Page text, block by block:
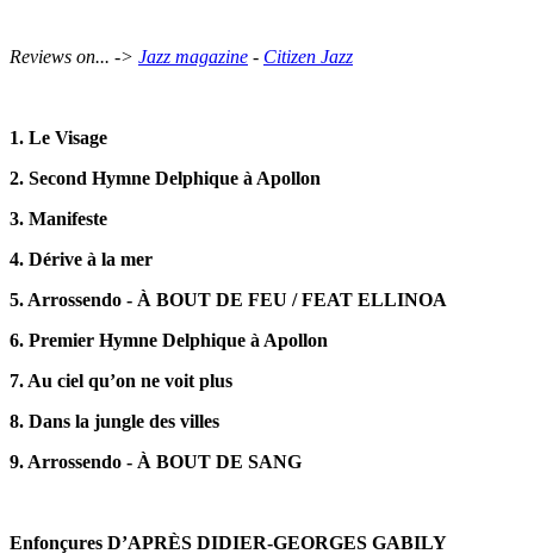
Reviews on... -> Jazz magazine - Citizen Jazz
1. Le Visage
2. Second Hymne Delphique à Apollon
3. Manifeste
4. Dérive à la mer
5. Arrossendo - À BOUT DE FEU / FEAT ELLINOA
6. Premier Hymne Delphique à Apollon
7. Au ciel qu’on ne voit plus
8. Dans la jungle des villes
9. Arrossendo - À BOUT DE SANG
Enfonçures D’APRÈS DIDIER-GEORGES GABILY